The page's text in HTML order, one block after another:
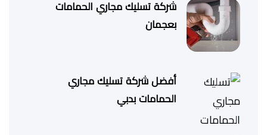
شركة تسليك مجاري الحمامات
بعجمان
أفضل شركة تسليك مجاري
الحمامات بدبي